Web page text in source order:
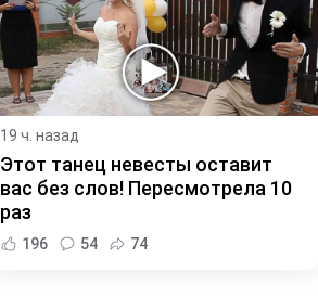
19 ч. назад
Этот танец невесты оставит
вас без слов! Пересмотрела 10
раз
196 54 74